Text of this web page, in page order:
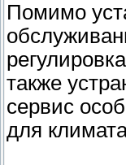
Помимо
также
сервис
для